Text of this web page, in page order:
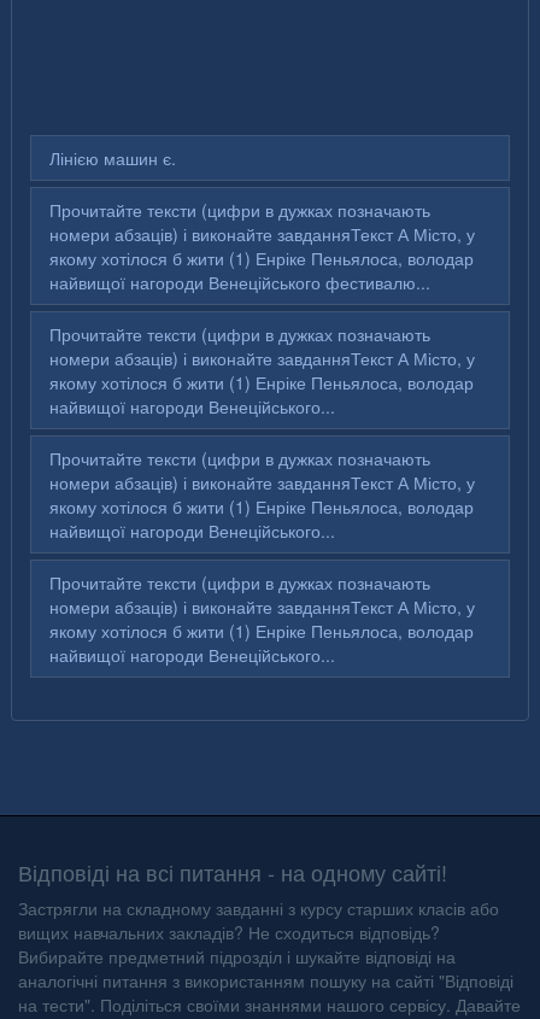
Лінією машин є.
Прочитайте тексти (цифри в дужках позначають
номери абзаців) і виконайте завданняТекст А Місто, у
якому хотілося б жити (1) Енріке Пеньялоса, володар
найвищої нагороди Венеційського фестивалю...
Прочитайте тексти (цифри в дужках позначають
номери абзаців) і виконайте завданняТекст А Місто, у
якому хотілося б жити (1) Енріке Пеньялоса, володар
найвищої нагороди Венеційського...
Прочитайте тексти (цифри в дужках позначають
номери абзаців) і виконайте завданняТекст А Місто, у
якому хотілося б жити (1) Енріке Пеньялоса, володар
найвищої нагороди Венеційського...
Прочитайте тексти (цифри в дужках позначають
номери абзаців) і виконайте завданняТекст А Місто, у
якому хотілося б жити (1) Енріке Пеньялоса, володар
найвищої нагороди Венеційського...
Відповіді на всі питання - на одному сайті!
Застрягли на складному завданні з курсу старших класів або
вищих навчальних закладів? Не сходиться відповідь?
Вибирайте предметний підрозділ і шукайте відповіді на
аналогічні питання з використанням пошуку на сайті "Відповіді
на тести". Поділіться своїми знаннями нашого сервісу. Давайте